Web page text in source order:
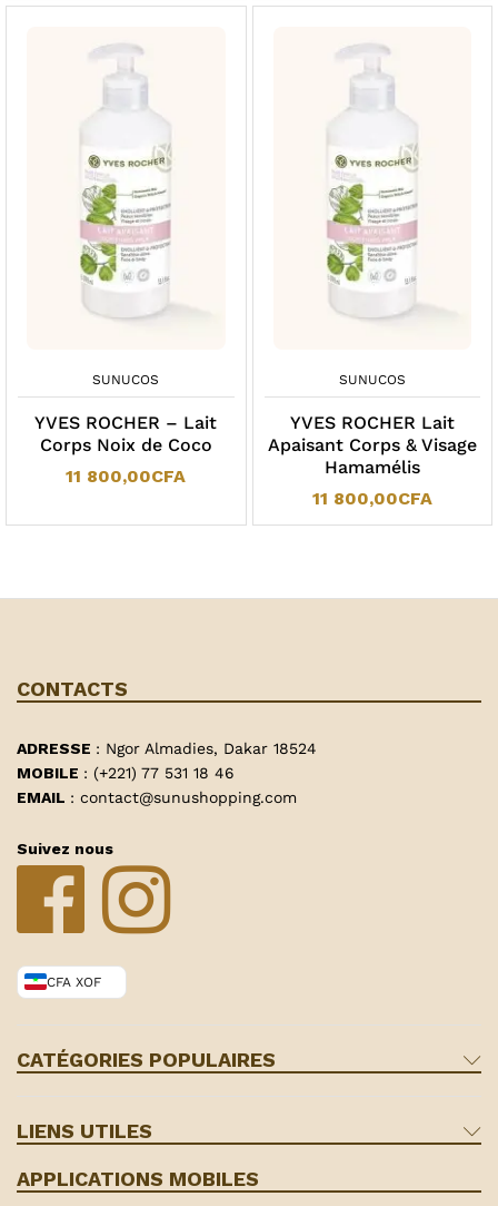
SUNUCOS
YVES ROCHER – Lait
Corps Noix de Coco
11 800,00CFA
SUNUCOS
YVES ROCHER Lait
Apaisant Corps & Visage
Hamamélis
11 800,00CFA
CONTACTS
ADRESSE : Ngor Almadies, Dakar 18524
MOBILE : (+221) 77 531 18 46
EMAIL : contact@sunushopping.com
Suivez nous
CFA XOF
CATÉGORIES POPULAIRES
LIENS UTILES
APPLICATIONS MOBILES